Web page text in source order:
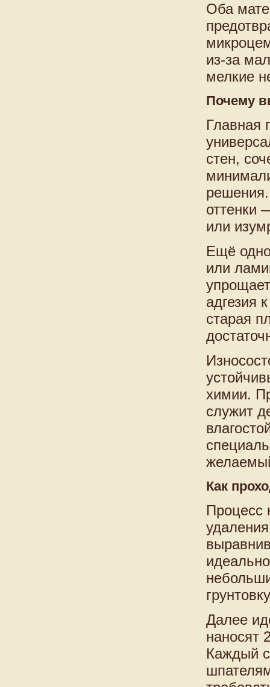
Оба
из-за
мелкие
Почему
Главная
стен,
оттенки
или
Ещё
или
адгезия
старая
химии.
служит
Как
Процесс
Далее
наносят
Каждый